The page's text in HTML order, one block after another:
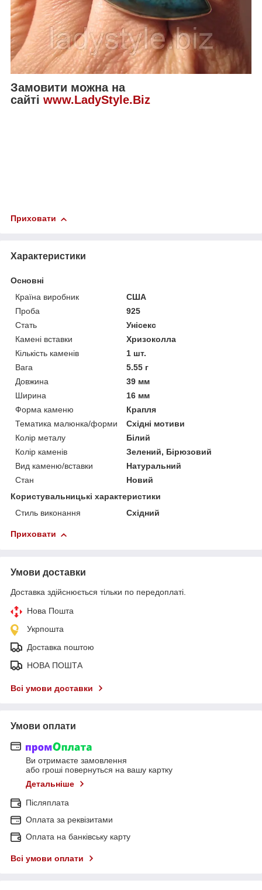
Замовити можна на
сайті www.LadyStyle.Biz
Приховати
Характеристики
Основні
Країна виробник
США
Проба
925
Стать
Унісекс
Камені вставки
Хризоколла
Кількість каменів
1 шт.
Вага
5.55 г
Довжина
39 мм
Ширина
16 мм
Форма каменю
Крапля
Тематика малюнка/форми
Східні мотиви
Колір металу
Білий
Колір каменів
Зелений, Бірюзовий
Вид каменю/вставки
Натуральний
Стан
Новий
Користувальницькі характеристики
Стиль виконання
Східний
Приховати
Умови доставки
Доставка здійснюється тільки по передоплаті.
Нова Пошта
Укрпошта
Доставка поштою
НОВА ПОШТА
Всі умови доставки
Умови оплати
Ви отримаєте замовлення
або гроші повернуться на вашу картку
Детальніше
Післяплата
Оплата за реквізитами
Оплата на банківську карту
Всі умови оплати